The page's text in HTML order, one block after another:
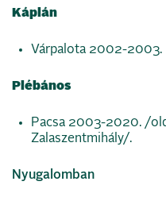
Káplán
Várpalota 2002-2003.
Plébános
Pacsa 2003-2020. /
Zalaszentmihály/.
Nyugalomban